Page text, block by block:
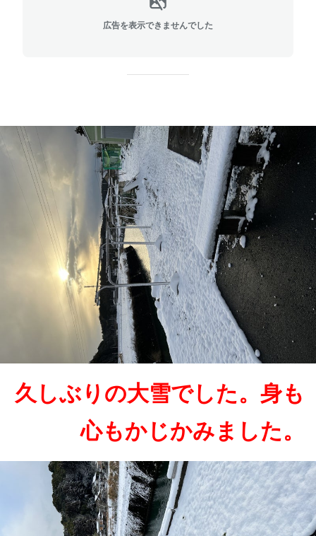
広告を表示できませんでした
久しぶりの大雪でした。身も
心もかじかみました。